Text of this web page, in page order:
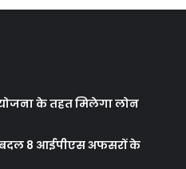
योजना के तहत मिलेगा लोन
8 आईपीएस अफसरों के